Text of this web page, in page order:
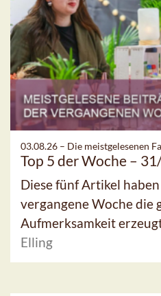
03.08.26 – Die meistgelesenen
Top 5 der Woche –
Diese fünf Artikel
vergangene Woche die
Aufmerksamkeit
Elling